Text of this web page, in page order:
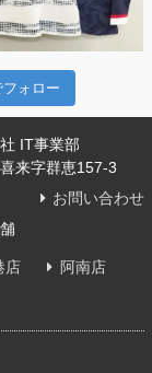
フォロー
IT事業部
来字群恵157-3
お問い合わせ
店 阿南店